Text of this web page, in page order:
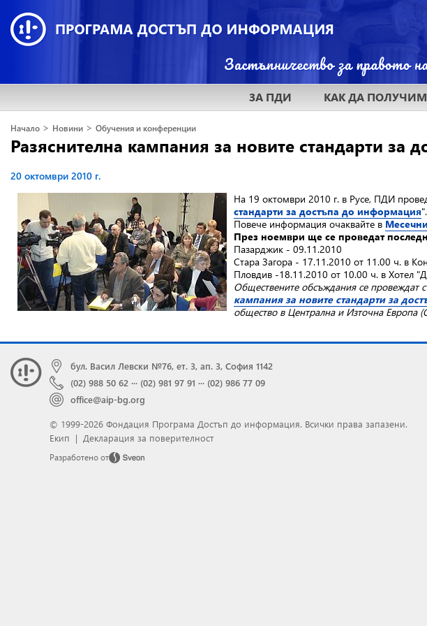
ЗА ПДИ КАК ДА
Начало > Новини > Обучения и конференции
Разяснителна кампания за новите стандарти за
20 октомври 2010 г.
На 19 октомври 2010 г. в Русе, ПДИ
стандарти за достъпа до информация
Повече информация очаквайте в
През ноември ще се проведат
Пазарджик - 09.11.2010
Стара Загора - 17.11.2010 от 11.00 ч. в
Пловдив -18.11.2010 от 10.00 ч. в Хотел
Обществените обсъждания се провеждат
кампания за новите стандарти за
общество в Централна и Източна Европа
бул. Васил Левски №76, ет. 3, ап. 3, София 1142
(02) 988 50 62 ··· (02) 981 97 91 ··· (02) 986 77 09
office@aip-bg.org
© 1999-2026 Фондация Програма Достъп до информация. Всички права запазени.
Екип | Декларация за поверителност
Разработено от